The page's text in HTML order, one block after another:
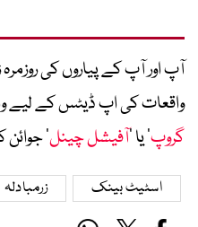
آپ اور آپ کے پیاروں کی
واقعات کی اپ ڈیٹس کے لیے
گروپ‘ یا ’آفیشل چینل‘ جوائن
اسٹیٹ بینک زرمبادلہ